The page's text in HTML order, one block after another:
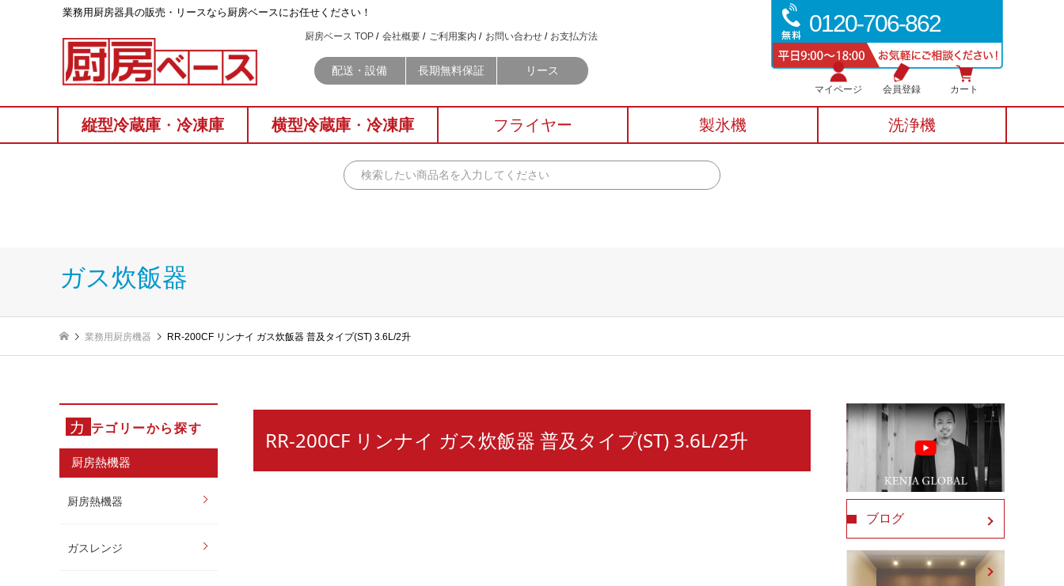
0120-706-862
業務⽤厨房器具の販売・リースなら厨房ベースにお任せください！
厨房ベース TOP 会社概要 ご利用案内 お問い合わせ お支払方法
配送・設備 長期無料保証 リース
マイページ 会員登録 カート
縦型冷蔵庫 ・ 冷凍庫 横型冷蔵庫 ・ 冷凍庫 フライヤー 製氷機 洗浄機
ガス炊飯器
業務用厨房機器 RR-200CF リンナイ ガス炊飯器 普及タイプ(ST) 3.6L/2升
カ テゴリーから探す
厨房熱機器
厨房熱機器
ガスレンジ
RR-200CF リンナイ ガス炊飯器 普及タイプ(ST) 3.6L/2升
ブログ